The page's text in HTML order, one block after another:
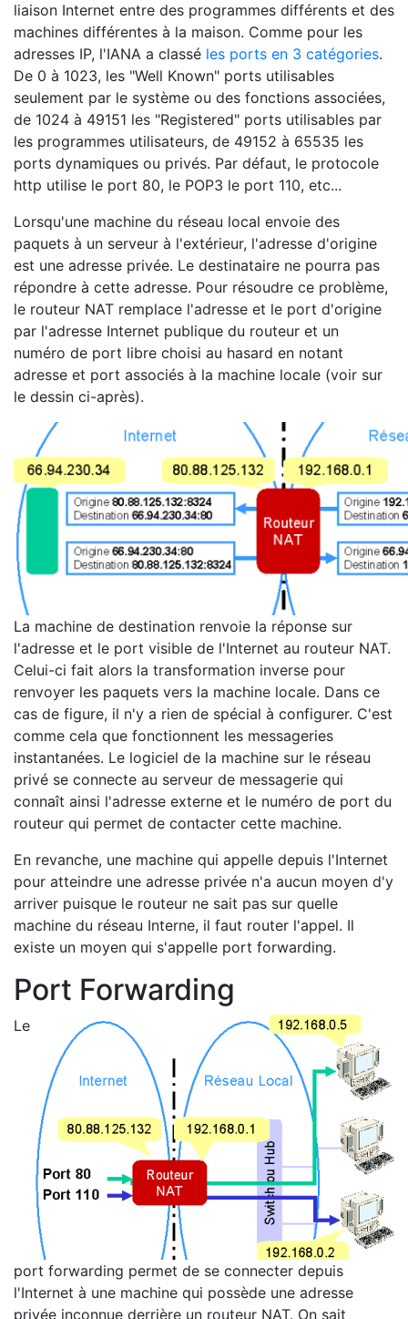
liaison Internet entre des programmes différents et des
machines différentes à la maison. Comme pour les
adresses IP, l'IANA a classé les ports en 3 catégories.
De 0 à 1023, les "Well Known" ports utilisables
seulement par le système ou des fonctions associées,
de 1024 à 49151 les "Registered" ports utilisables par
les programmes utilisateurs, de 49152 à 65535 les
ports dynamiques ou privés. Par défaut, le protocole
http utilise le port 80, le POP3 le port 110, etc...
Lorsqu'une machine du réseau local envoie des
paquets à un serveur à l'extérieur, l'adresse d'origine
est une adresse privée. Le destinataire ne pourra pas
répondre à cette adresse. Pour résoudre ce problème,
le routeur NAT remplace l'adresse et le port d'origine
par l'adresse Internet publique du routeur et un
numéro de port libre choisi au hasard en notant
adresse et port associés à la machine locale (voir sur
le dessin ci-après).
La machine de destination renvoie la réponse sur
l'adresse et le port visible de l'Internet au routeur NAT.
Celui-ci fait alors la transformation inverse pour
renvoyer les paquets vers la machine locale. Dans ce
cas de figure, il n'y a rien de spécial à configurer. C'est
comme cela que fonctionnent les messageries
instantanées. Le logiciel de la machine sur le réseau
privé se connecte au serveur de messagerie qui
connaît ainsi l'adresse externe et le numéro de port du
routeur qui permet de contacter cette machine.
En revanche, une machine qui appelle depuis l'Internet
pour atteindre une adresse privée n'a aucun moyen d'y
arriver puisque le routeur ne sait pas sur quelle
machine du réseau Interne, il faut router l'appel. Il
existe un moyen qui s'appelle port forwarding.
Port Forwarding
Le
port forwarding permet de se connecter depuis
l'Internet à une machine qui possède une adresse
privée inconnue derrière un routeur NAT. On sait